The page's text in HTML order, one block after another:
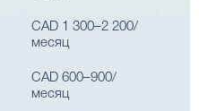
CAD 1 300–2 200/
месяц
CAD 600–900/
месяц